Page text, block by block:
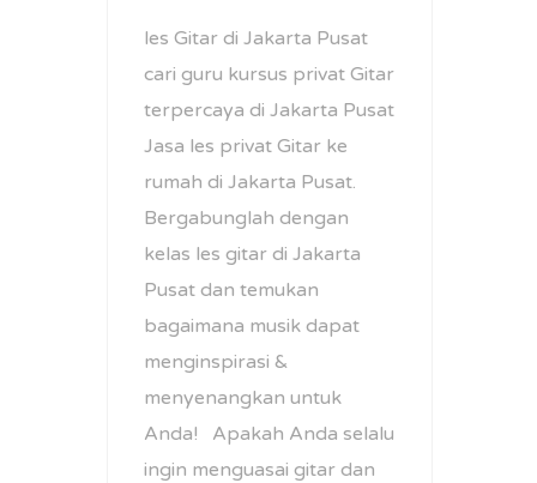
les Gitar di Jakarta Pusat
cari guru kursus privat Gitar
terpercaya di Jakarta Pusat
Jasa les privat Gitar ke
rumah di Jakarta Pusat.
Bergabunglah dengan
kelas les gitar di Jakarta
Pusat dan temukan
bagaimana musik dapat
menginspirasi &
menyenangkan untuk
Anda! Apakah Anda selalu
ingin menguasai gitar dan